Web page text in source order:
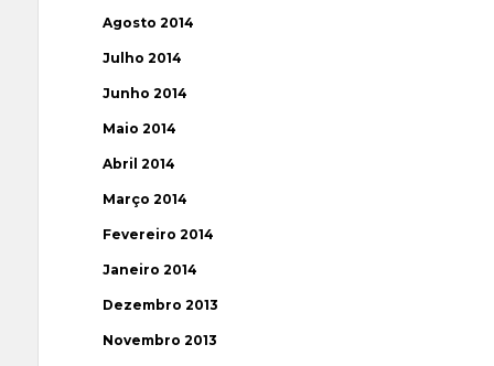
Agosto 2014
Julho 2014
Junho 2014
Maio 2014
Abril 2014
Março 2014
Fevereiro 2014
Janeiro 2014
Dezembro 2013
Novembro 2013